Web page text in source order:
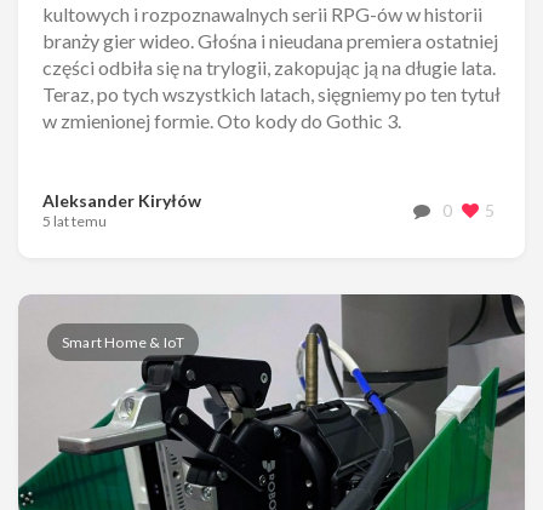
kultowych i rozpoznawalnych serii RPG-ów w historii
branży gier wideo. Głośna i nieudana premiera ostatniej
części odbiła się na trylogii, zakopując ją na długie lata.
Teraz, po tych wszystkich latach, sięgniemy po ten tytuł
w zmienionej formie. Oto kody do Gothic 3.
Aleksander Kiryłów
5 lat temu
0 5
Smart Home & IoT